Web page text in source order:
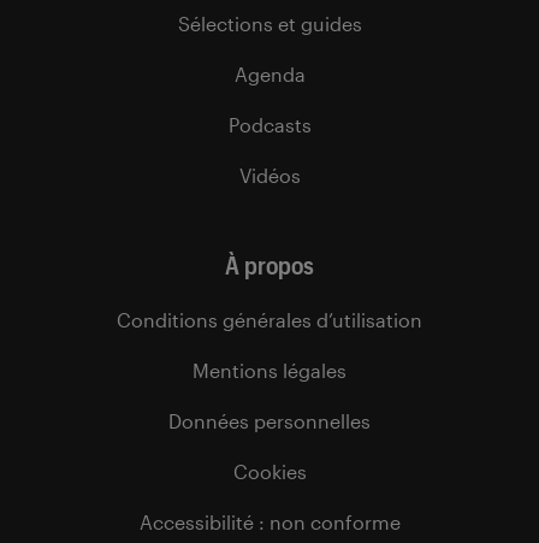
Sélections et guides
Agenda
Podcasts
Vidéos
À propos
Conditions générales d’utilisation
Mentions légales
Données personnelles
Cookies
Accessibilité : non conforme